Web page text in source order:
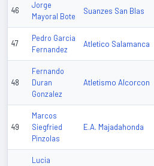
46
Jorge
Mayoral Bote
Suanzes San Blas
47
Pedro Garcia
Fernandez
Atletico Salamanca
48
Fernando
Duran
Gonzalez
Atletismo Alcorcon
49
Marcos
Siegfried
Pinzolas
E.A. Majadahonda
Lucia